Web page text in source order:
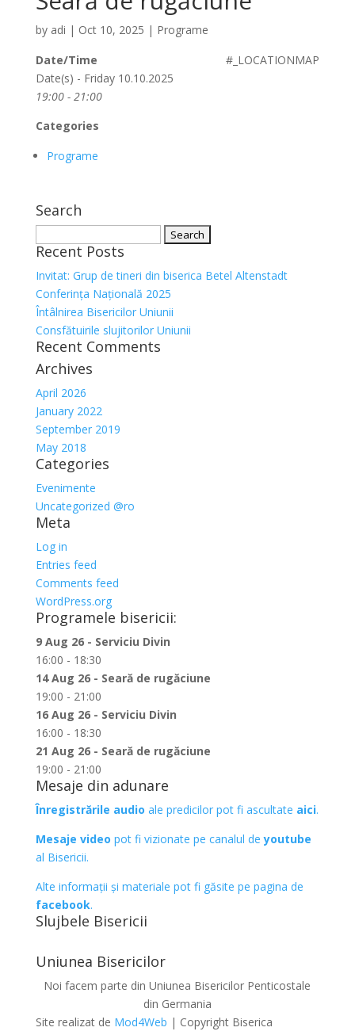
by adi | Oct 10, 2025 | Programe
#_LOCATIONMAP
Date/Time
Date(s) - Friday 10.10.2025
19:00 - 21:00
Categories
Programe
Search
for:
Recent Posts
Invitat: Grup de tineri din biserica Betel Altenstadt
Conferința Națională 2025
Întâlnirea Bisericilor Uniunii
Consfătuirile slujitorilor Uniunii
Recent Comments
Archives
April 2026
January 2022
September 2019
May 2018
Categories
Evenimente
Uncategorized @ro
Meta
Log in
Entries feed
Comments feed
WordPress.org
Programele bisericii:
9 Aug 26 - Serviciu Divin
16:00 - 18:30
14 Aug 26 - Seară de rugăciune
19:00 - 21:00
16 Aug 26 - Serviciu Divin
16:00 - 18:30
21 Aug 26 - Seară de rugăciune
19:00 - 21:00
Mesaje din adunare
Înregistrările audio ale predicilor pot fi ascultate aici.
Mesaje video pot fi vizionate pe canalul deyoutube
al Bisericii.
Alte informații și materiale pot fi găsite pe pagina de
facebook.
Slujbele Bisericii
Uniunea Bisericilor
Noi facem parte din Uniunea Bisericilor Penticostale
din Germania
Site realizat de Mod4Web | Copyright Biserica